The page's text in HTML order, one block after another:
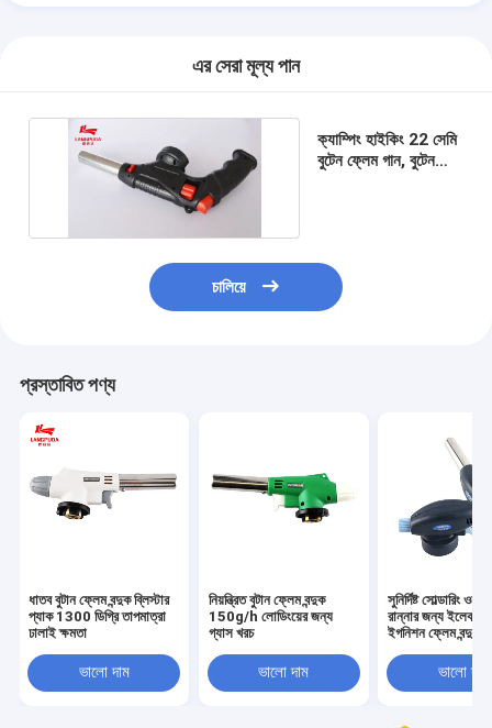
এর সেরা মূল্য পান
ক্যাম্পিং হাইকিং 22 সেমি
বুটেন ফ্লেম গান, বুটেন
চালিয়ে
প্রস্তাবিত পণ্য
ধাতব বুটান ফ্লেম বন্দুক ব্লিস্টার
প্যাক 1300 ডিগ্রি তাপমাত্রা
ঢালাই ক্ষমতা
ভালো দাম
নিয়ন্ত্রিত বুটান ফ্লেম বন্দুক
150g/h লোডিংয়ের জন্য
গ্যাস খরচ
ভালো দাম
সুনির্দিষ্ট সোল্ডারিং
রান্নার জন্য
ইগনিশন ফ্লেম বন্দুক
ভালো দাম